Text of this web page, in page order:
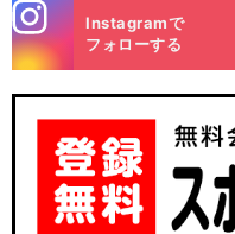
m
Instagramで
フォローする